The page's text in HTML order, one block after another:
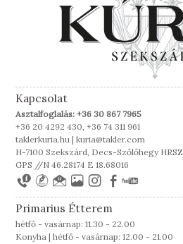
Kapcsolat
Asztalfoglalás: +36 30 867 7965
+36 20 4292 430, +36 74 311 961
taklerkuria.hu | kuria@takler.com
H-7100 Szekszárd, Decs-Szőlőhegy HRSZ
GPS //N 46.28174 E 18.68016
Primarius Étterem
hétfő - vasárnap: 11.30 - 22.00
Konyha | hétfő - vasárnap: 12.00 - 21.00